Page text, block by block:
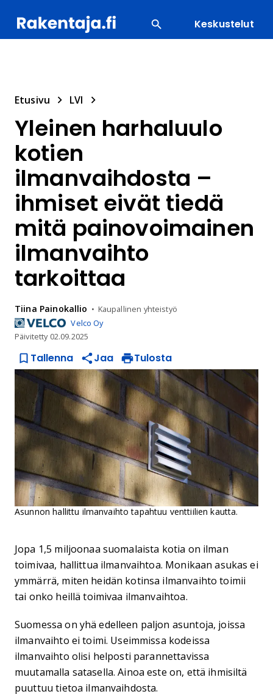
Keskustelut
Etusivu LVI
Yleinen harhaluulo
kotien
ilmanvaihdosta –
ihmiset eivät tiedä
mitä painovoimainen
ilmanvaihto
tarkoittaa
Tiina Painokallio
Kaupallinen yhteistyö
Velco Oy
Päivitetty 02.09.2025
Tallenna Jaa Tulosta
Asunnon hallittu ilmanvaihto tapahtuu venttiilien kautta.
Jopa 1,5 miljoonaa suomalaista kotia on ilman
toimivaa, hallittua ilmanvaihtoa. Monikaan asukas ei
ymmärrä, miten heidän kotinsa ilmanvaihto toimii
tai onko heillä toimivaa ilmanvaihtoa.
Suomessa on yhä edelleen paljon asuntoja, joissa
ilmanvaihto ei toimi. Useimmissa kodeissa
ilmanvaihto olisi helposti parannettavissa
muutamalla satasella. Ainoa este on, että ihmisiltä
puuttuu tietoa ilmanvaihdosta.